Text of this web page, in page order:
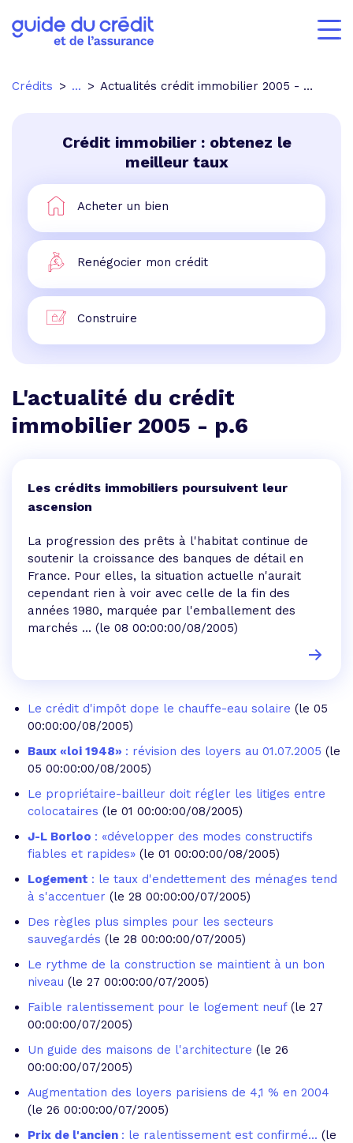
Crédits ... Actualités crédit immobilier 2005 - p.6
Crédit immobilier : obtenez le
meilleur taux
Acheter un bien
Renégocier mon crédit
Construire
L'actualité du crédit
immobilier 2005 - p.6
Les crédits immobiliers poursuivent leur
ascension
La progression des prêts à l'habitat continue de
soutenir la croissance des banques de détail en
France. Pour elles, la situation actuelle n'aurait
cependant rien à voir avec celle de la fin des
années 1980, marquée par l'emballement des
marchés ... (le 08 00:00:00/08/2005)
Le crédit d'impôt dope le chauffe-eau solaire (le 05
00:00:00/08/2005)
Baux «loi 1948» : révision des loyers au 01.07.2005 (le
05 00:00:00/08/2005)
Le propriétaire-bailleur doit régler les litiges entre
colocataires (le 01 00:00:00/08/2005)
J-L Borloo : «développer des modes constructifs
fiables et rapides» (le 01 00:00:00/08/2005)
Logement : le taux d'endettement des ménages tend
à s'accentuer (le 28 00:00:00/07/2005)
Des règles plus simples pour les secteurs
sauvegardés (le 28 00:00:00/07/2005)
Le rythme de la construction se maintient à un bon
niveau (le 27 00:00:00/07/2005)
Faible ralentissement pour le logement neuf (le 27
00:00:00/07/2005)
Un guide des maisons de l'architecture (le 26
00:00:00/07/2005)
Augmentation des loyers parisiens de 4,1 % en 2004
(le 26 00:00:00/07/2005)
Prix de l'ancien : le ralentissement est confirmé... (le